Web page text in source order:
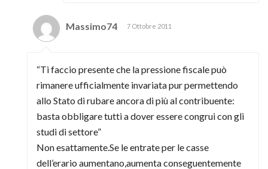
Massimo74 7 Ottobre 2011
“Ti faccio presente che la pressione fiscale può
rimanere ufficialmente invariata pur permettendo
allo Stato di rubare ancora di più al contribuente:
basta obbligare tutti a dover essere congrui con gli
studi di settore”
Non esattamente.Se le entrate per le casse
dell’erario aumentano,aumenta conseguentemente